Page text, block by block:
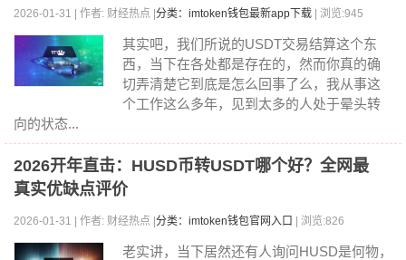
2026-01-31 | 作者: 财经热点 | 分类：imtoken钱包最新app下载 | 浏览:945
其实吧，我们所说的USDT交易结算这个东
西，当下在各处都是存在的，然而你真的确
切弄清楚它到底是怎么回事了么，我从事这
个工作这么多年，见到太多的人处于晕头转
向的状态...
2026开年直击：HUSD币转USDT哪个好？全网最
真实优缺点评价
2026-01-31 | 作者: 财经热点 | 分类：imtoken钱包官网入口 | 浏览:826
老实讲，当下居然还有人询问HUSD是何物，